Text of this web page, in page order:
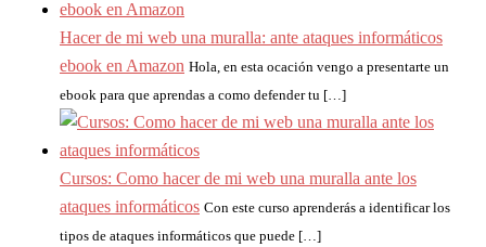
Hacer de mi web una muralla: ante ataques informáticos
ebook en Amazon Hola, en esta ocación vengo a presentarte un
ebook para que aprendas a como defender tu […]
Cursos: Como hacer de mi web una muralla ante los
ataques informáticos Con este curso aprenderás a identificar los
tipos de ataques informáticos que puede […]